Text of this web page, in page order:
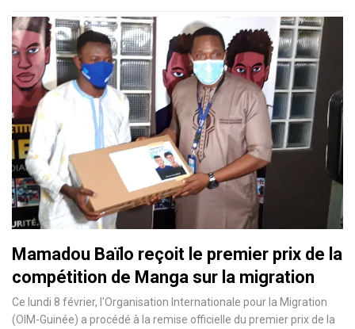
Mamadou Baïlo reçoit le premier prix de la
compétition de Manga sur la migration
Ce lundi 8 février, l'Organisation Internationale pour la Migration
(OIM-Guinée) a procédé à la remise officielle du premier prix de la